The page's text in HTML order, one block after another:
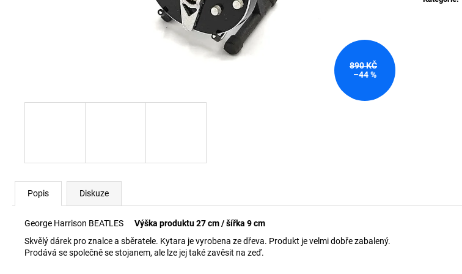
890 KČ
–44 %
Popis Diskuze
George Harrison BEATLES Výška produktu 27 cm / šířka 9 cm
Skvělý dárek pro znalce a sběratele. Kytara je vyrobena ze dřeva. Produkt je velmi dobře zabalený.
Prodává se společně se stojanem, ale lze jej také zavěsit na zeď.